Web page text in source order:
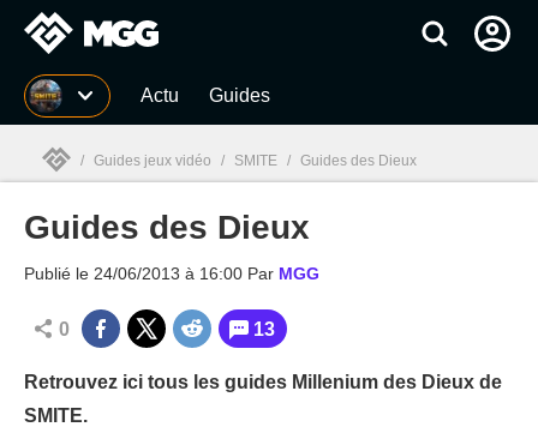
MGG Actu Guides
MGG
/ Guides jeux vidéo / SMITE / Guides des Dieux
Guides des Dieux
Publié le 24/06/2013 à 16:00 Par MGG
0 13
Retrouvez ici tous les guides Millenium des Dieux de
SMITE.